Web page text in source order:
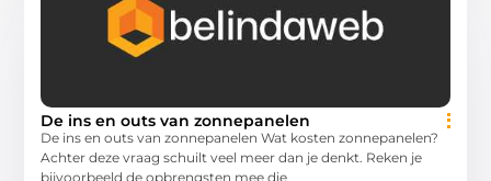
De ins en outs van zonnepanelen
De ins en outs van zonnepanelen Wat kosten zonnepanelen?
Achter deze vraag schuilt veel meer dan je denkt. Reken je
bijvoorbeeld de opbrengsten mee die